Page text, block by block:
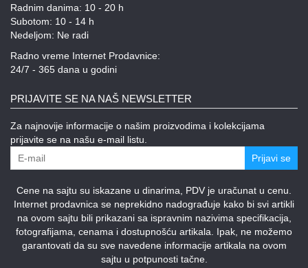
Radnim danima: 10 - 20 h
Subotom: 10 - 14 h
Nedeljom: Ne radi
Radno vreme Internet Prodavnice:
24/7 - 365 dana u godini
PRIJAVITE SE NA NAŠ NEWSLETTER
Za najnovije informacije o našim proizvodima i kolekcijama
prijavite se na našu e-mail listu.
Prijavi se
Cene na sajtu su iskazane u dinarima, PDV je uračunat u cenu.
Internet prodavnica se neprekidno nadograđuje kako bi svi artikli
na ovom sajtu bili prikazani sa ispravnim nazivima specifikacija,
fotografijama, cenama i dostupnošću artikala. Ipak, ne možemo
garantovati da su sve navedene informacije artikala na ovom
sajtu u potpunosti tačne.